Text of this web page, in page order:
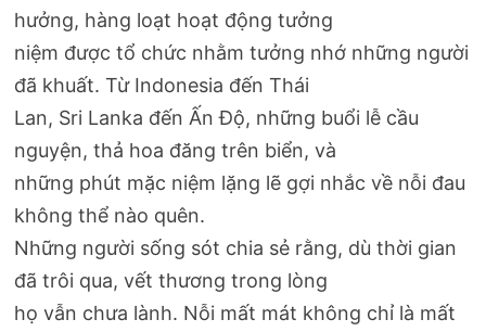
hưởng, hàng loạt hoạt động tưởng
niệm được tổ chức nhằm tưởng nhớ những người
đã khuất. Từ Indonesia đến Thái
Lan, Sri Lanka đến Ấn Độ, những buổi lễ cầu
nguyện, thả hoa đăng trên biển, và
những phút mặc niệm lặng lẽ gợi nhắc về nỗi đau
không thể nào quên.
Những người sống sót chia sẻ rằng, dù thời gian
đã trôi qua, vết thương trong lòng
họ vẫn chưa lành. Nỗi mất mát không chỉ là mất